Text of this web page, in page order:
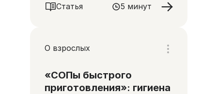
Статья 5 минут
О взрослых
«СОПы быстрого
приготовления»: гигиена